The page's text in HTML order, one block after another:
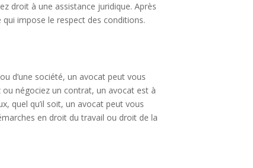
droit à une assistance juridique. Après
impose le respect des conditions.
d’une société, un avocat peut vous
négociez un contrat, un avocat est à
quel qu’il soit, un avocat peut vous
en droit du travail ou droit de la